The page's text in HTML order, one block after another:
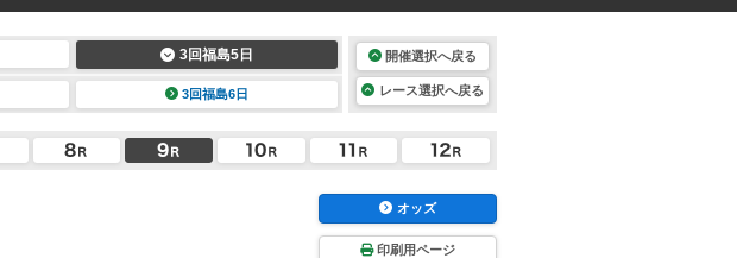
3回福島5日
3回福島6日
開催選択へ戻る
レース選択へ戻る
オッズ
印刷用ページ